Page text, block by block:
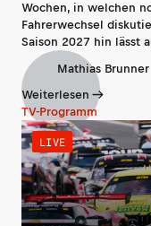
Wochen, in welchen
Fahrerwechsel
Saison 2027 hin lässt
Mathias Brunner
Weiterlesen
TV-Programm
LIVE